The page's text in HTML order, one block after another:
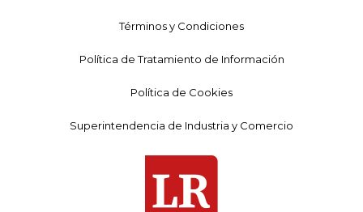
Términos y Condiciones
Política de Tratamiento de Información
Política de Cookies
Superintendencia de Industria y Comercio